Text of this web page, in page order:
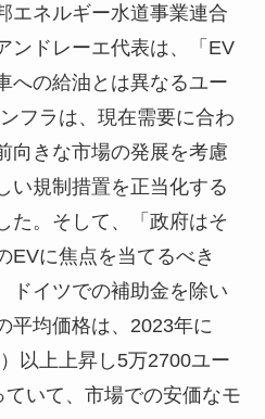
エネルギー水道事業連合
ンドレーエ代表は、「EV
への給油とは異なるユー
フラは、現在需要に合わ
向きな市場の発展を考慮
い規制措置を正当化する
た。そして、「政府はそ
EVに焦点を当てるべき
ドイツでの補助金を除い
平均価格は、2023年に
以上上昇し5万2700ユー
いて、市場での安価なモ